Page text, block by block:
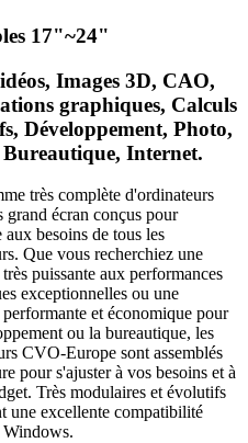
17"~24"
Images 3D, CAO,
graphiques, Calculs
Développement, Photo,
Internet.
très complète d'ordinateurs
grand écran conçus pour
aux besoins de tous les
Que vous recherchiez une
puissante aux performances
exceptionnelles ou une
et économique pour
ou la bureautique, les
CVO-Europe sont assemblés
pour s'ajuster à vos besoins et à
Très modulaires et évolutifs
une excellente compatibilité